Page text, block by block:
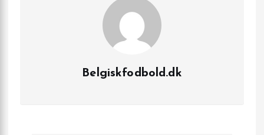
Belgiskfodbold.dk